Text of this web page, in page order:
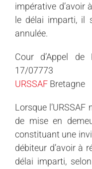
impérative d’avoir
le délai imparti, il
annulée.
Cour d’Appel
17/07773
URSSAF Bretagne
Lorsque
de mise en
constituant une
débiteur d’avoir à
délai imparti,